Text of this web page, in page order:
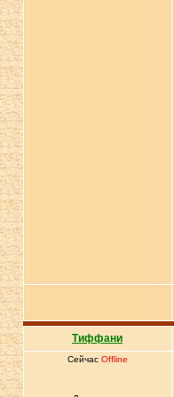
Тиффани
Сейчас Offline